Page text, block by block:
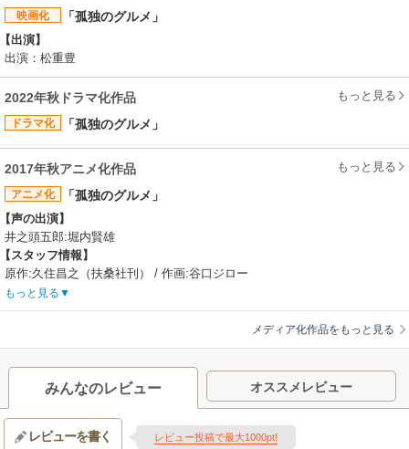
映画化 「孤独のグルメ」
出演】
出演：松重豊
2022年秋ドラマ化作品 もっと見る
ドラマ化 「孤独のグルメ」
2017年秋アニメ化作品 もっと見る
アニメ化 「孤独のグルメ」
声の出演】
井之頭五郎:堀内賢雄
スタッフ情報】
原作:久住昌之（扶桑社刊） / 作画:谷口ジロー
監督:黄瀬和哉
もっと見る
メディア化作品をもっと見る
みんなのレビュー オススメレビュー
レビューを書く レビュー投稿で最大1000pt!